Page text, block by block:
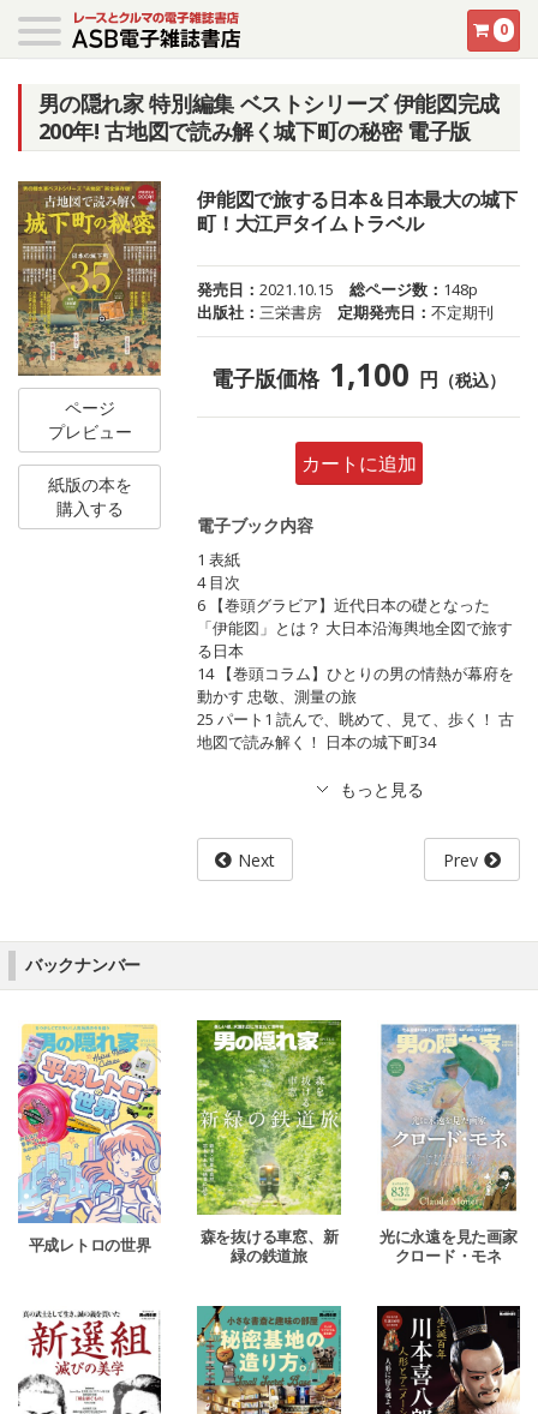
0
男の隠れ家 特別編集 ベストシリーズ 伊能図完成
200年! 古地図で読み解く城下町の秘密 電子版
ページ
プレビュー
紙版の本を
購入する
伊能図で旅する日本＆日本最大の城下
町！大江戸タイムトラベル
発売日：2021.10.15 総ページ数： 148p
出版社：三栄書房 定期発売日：不定期刊
電子版価格 1,100 円 （税込）
カートに追加
電子ブック内容
1 表紙
4 目次
6 【巻頭グラビア】近代日本の礎となった
「伊能図」とは？ 大日本沿海輿地全図で旅す
る日本
14 【巻頭コラム】ひとりの男の情熱が幕府を
動かす 忠敬、測量の旅
25 パート1 読んで、眺めて、見て、歩く！ 古
地図で読み解く！ 日本の城下町34
Next Prev
バックナンバー
平成レトロの世界
森を抜ける車窓、新
緑の鉄道旅
光に永遠を見た画家
クロード・モネ